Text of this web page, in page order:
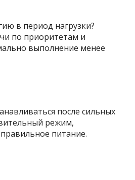
в период нагрузки?
по приоритетам и
выполнение менее
после сильных
режим,
питание.